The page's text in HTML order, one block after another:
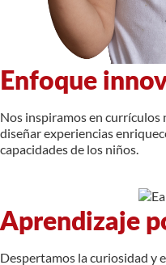
Enfoque
Nos inspiramos en currículos
diseñar experiencias
capacidades de los niños.
Aprendizaje
Despertamos la curiosidad y